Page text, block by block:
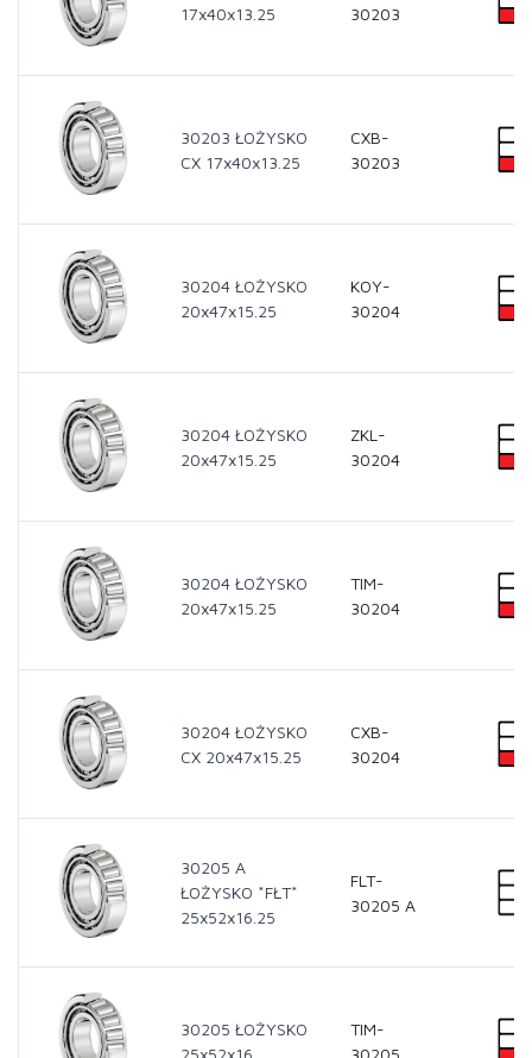
17x40x13.25
30203
30203 ŁOŻYSKO
CX 17x40x13.25
CXB-
30203
30204 ŁOŻYSKO
20x47x15.25
KOY-
30204
30204 ŁOŻYSKO
20x47x15.25
ZKL-
30204
30204 ŁOŻYSKO
20x47x15.25
TIM-
30204
30204 ŁOŻYSKO
CX 20x47x15.25
CXB-
30204
30205 A
ŁOŻYSKO *FŁT*
25x52x16.25
FLT-
30205 A
30205 ŁOŻYSKO
25x52x16
TIM-
30205